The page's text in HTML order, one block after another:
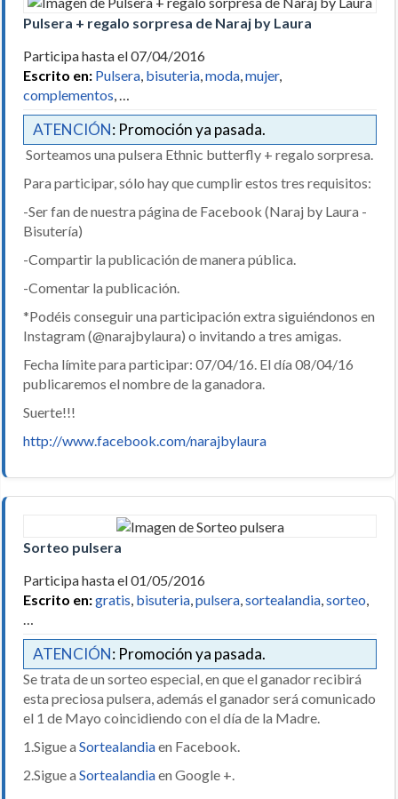
Pulsera + regalo sorpresa de Naraj by Laura
Participa hasta el 07/04/2016
Escrito en: Pulsera, bisuteria,moda,mujer,
complementos, …
ATENCIÓN: Promoción ya pasada.
Sorteamos una pulsera Ethnic butterfly + regalo sorpresa.
Para participar, sólo hay que cumplir estos tres requisitos:
-Ser fan de nuestra página de Facebook (Naraj by Laura -
Bisutería)
-Compartir la publicación de manera pública.
-Comentar la publicación.
*Podéis conseguir una participación extra siguiéndonos en
Instagram (@narajbylaura) o invitando a tres amigas.
Fecha límite para participar: 07/04/16. El día 08/04/16
publicaremos el nombre de la ganadora.
Suerte!!!
http://www.facebook.com/narajbylaura
Sorteo pulsera
Participa hasta el 01/05/2016
Escrito en:gratis, bisuteria,pulsera,sortealandia,sorteo,
…
ATENCIÓN: Promoción ya pasada.
Se trata de un sorteo especial, en que el ganador recibirá
esta preciosa pulsera, además el ganador será comunicado
el 1 de Mayo coincidiendo con el día de la Madre.
1.Sigue a Sortealandiaen Facebook.
2.Sigue a Sortealandiaen Google +.